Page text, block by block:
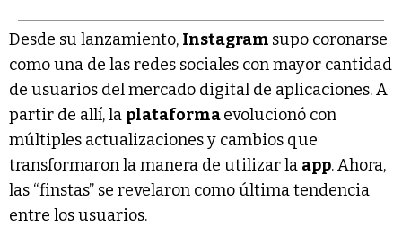
Desde su lanzamiento, Instagram supo coronarse
como una de las redes sociales con mayor cantidad
de usuarios del mercado digital de aplicaciones. A
partir de allí, la plataformaevolucionó con
múltiples actualizaciones y cambios que
transformaron la manera de utilizar la app. Ahora,
las “finstas” se revelaron como última tendencia
entre los usuarios.